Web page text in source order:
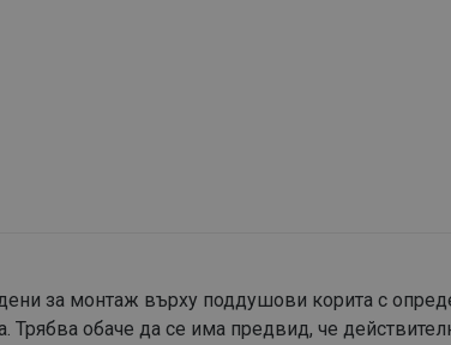
за монтаж върху поддушови корита с
Трябва обаче да се има предвид, че